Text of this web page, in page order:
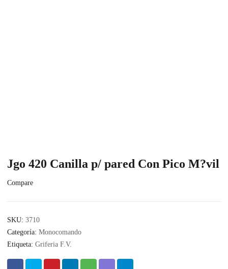
Jgo 420 Canilla p/ pared Con Pico M?vil
Compare
SKU: 3710
Categoría: Monocomando
Etiqueta: Griferia F.V.